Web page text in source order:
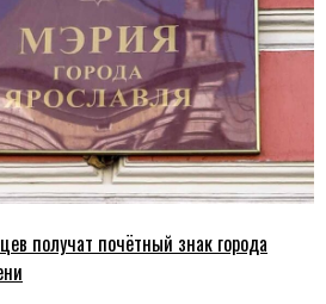
получат почётный знак города